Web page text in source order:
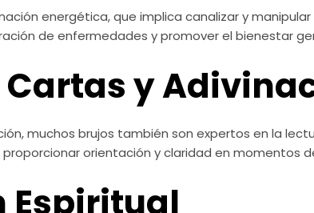
energética, que implica canalizar y
de enfermedades y promover el bienestar
Cartas y
muchos brujos también son expertos en la
orientación y claridad en momentos
Espiritual